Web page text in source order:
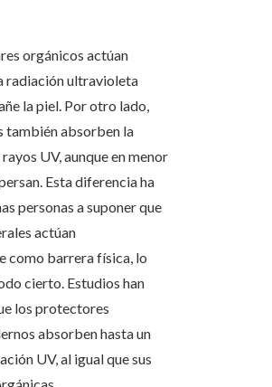
orgánicos actúan
radiación ultravioleta
la piel. Por otro lado,
también absorben la
UV, aunque en menor
Esta diferencia ha
personas a suponer que
actúan
como barrera física, lo
cierto. Estudios han
los protectores
absorben hasta un
UV, al igual que sus